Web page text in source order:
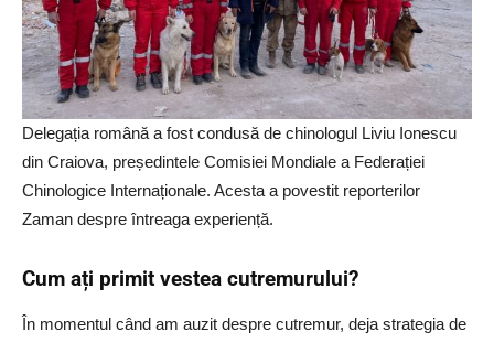
Delegația română a fost condusă de chinologul Liviu Ionescu
din Craiova, președintele Comisiei Mondiale a Federației
Chinologice Internaționale. Acesta a povestit reporterilor
Zaman despre întreaga experiență.
Cum ați primit vestea cutremurului?
În momentul când am auzit despre cutremur, deja strategia de